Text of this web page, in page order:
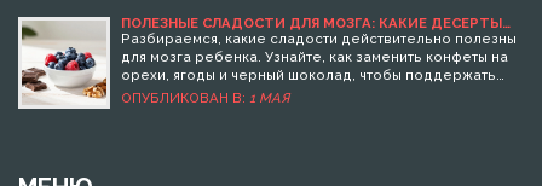
ПОЛЕЗНЫЕ СЛАДОСТИ ДЛЯ МОЗГА: КАКИЕ ДЕСЕРТЫ
ВЫБРАТЬ ДЕТЯМ
Разбираемся, какие сладости действительно полезны
для мозга ребенка. Узнайте, как заменить конфеты на
орехи, ягоды и черный шоколад, чтобы поддержать
развитие и концентрацию без вреда для здоровья.
ОПУБЛИКОВАН В: 1 МАЯ